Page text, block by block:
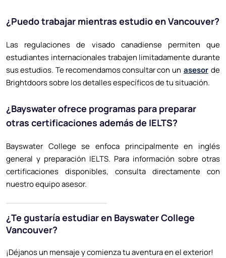
¿Puedo trabajar mientras estudio en Vancouver?
Las regulaciones de visado canadiense permiten que
estudiantes internacionales trabajen limitadamente durante
sus estudios. Te recomendamos consultar con un asesor de
Brightdoors sobre los detalles específicos de tu situación.
¿Bayswater ofrece programas para preparar
otras certificaciones además de IELTS?
Bayswater College se enfoca principalmente en inglés
general y preparación IELTS. Para información sobre otras
certificaciones disponibles, consulta directamente con
nuestro equipo asesor.
¿Te gustaría estudiar en Bayswater College
Vancouver?
¡Déjanos un mensaje y comienza tu aventura en el exterior!